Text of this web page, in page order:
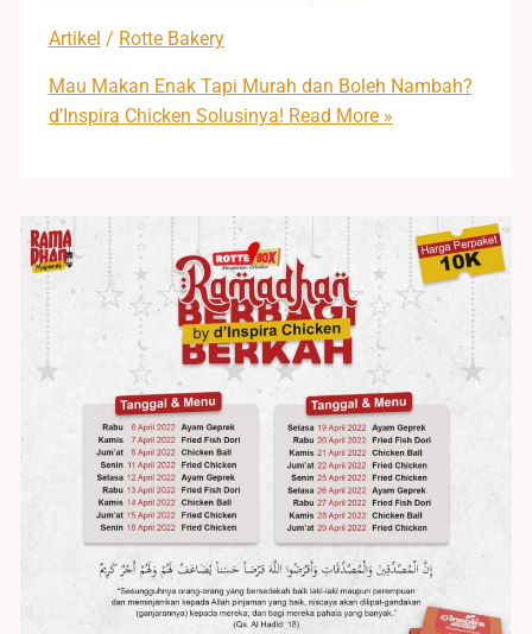
Artikel / Rotte Bakery
Mau Makan Enak Tapi Murah dan Boleh Nambah?
d’Inspira Chicken Solusinya! Read More »